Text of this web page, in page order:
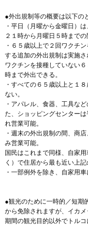
●外出規制等の概要は以下の
・平日（月曜から金曜日）
２１時から月曜日５時まで
・６５歳以上で２回ワクチ
する追加の外出規制は実施さ
ワクチンを接種していない
時まで外出できる。
・すべての６５歳以上と１
ない。
・アパレル、食器、工具な
た、ショッピングセンター
れ営業可能。
・週末の外出規制の間、商
み営業可能。
国民はこれまで同様、自家
く）で住居から最も近い上
・一部例外を除き、自家用
●観光のために一時的／短期
から免除されますが、イカ
期間の観光目的以外でトル